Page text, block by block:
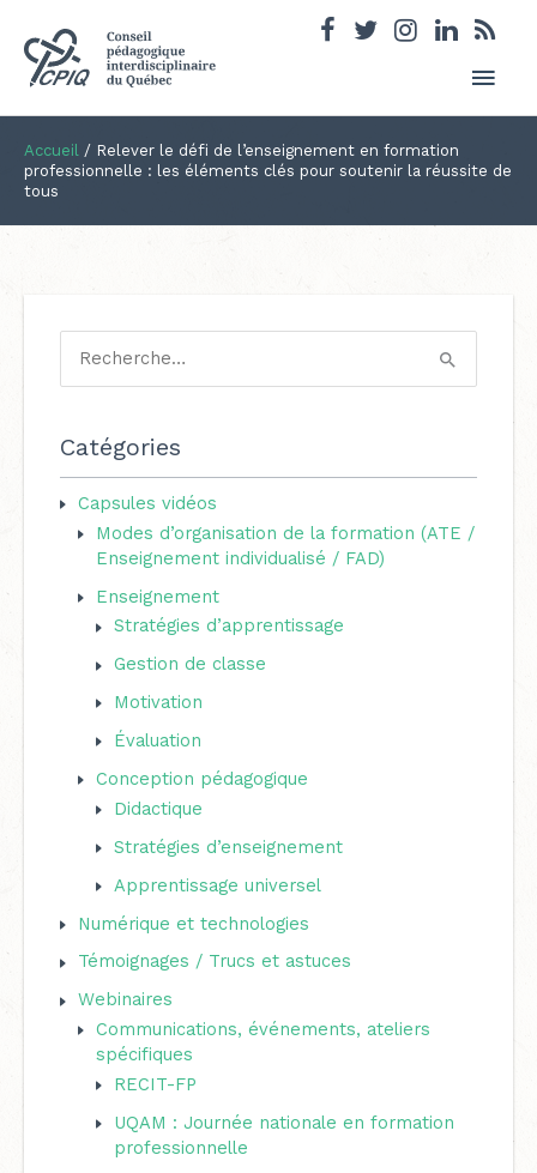
Accueil / Relever le défi de l’enseignement en formation
professionnelle : les éléments clés pour soutenir la réussite de
tous
e
Catégories
Capsules vidéos
Modes d’organisation de la formation (ATE /
Enseignement individualisé / FAD)
Enseignement
Stratégies d’apprentissage
Gestion de classe
Motivation
Évaluation
Conception pédagogique
Didactique
Stratégies d’enseignement
Apprentissage universel
Numérique et technologies
Témoignages / Trucs et astuces
Webinaires
Communications, événements, ateliers
spécifiques
RECIT-FP
UQAM : Journée nationale en formation
professionnelle